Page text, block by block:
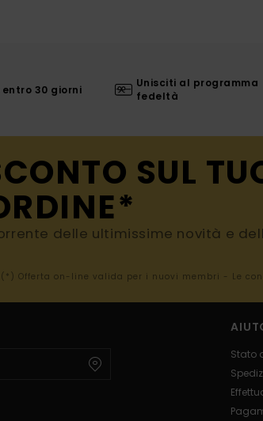
entro 30 giorni
Unisciti al programma
fedeltà
SUL
delle ultimissime novità e
(*) Offerta on-line valida per i nuovi membri - Le
Stato